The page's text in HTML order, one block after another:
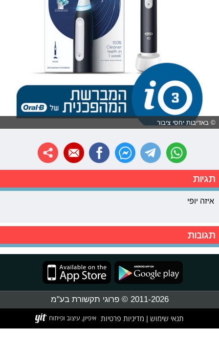
© באדיבות יחסי ציבור
תגיות
איזה יופי
תגובות
2011-2026 © פרוגי תקשורת בע"מ
תנאי שימוש | מדיניות פרטיות